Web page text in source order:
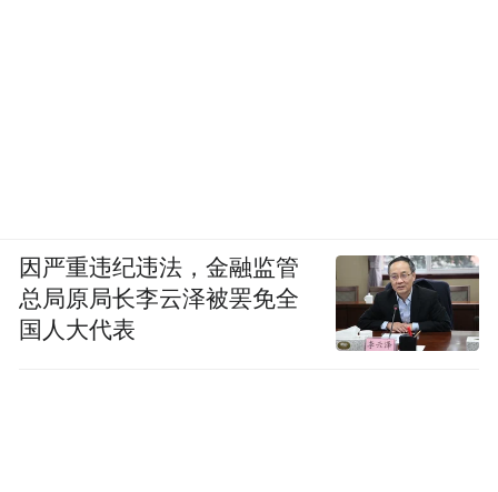
因严重违纪违法，金融监管
总局原局长李云泽被罢免全
国人大代表